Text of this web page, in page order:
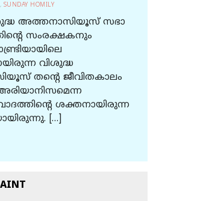
, SUNDAY HOMILY
അത്തനാസിയൂസ് സഭാ
സംരക്ഷകനും
വിശുദ്ധ
തന്റെ ജീവിതകാലം
ശക്തനായിരുന്ന
[…]